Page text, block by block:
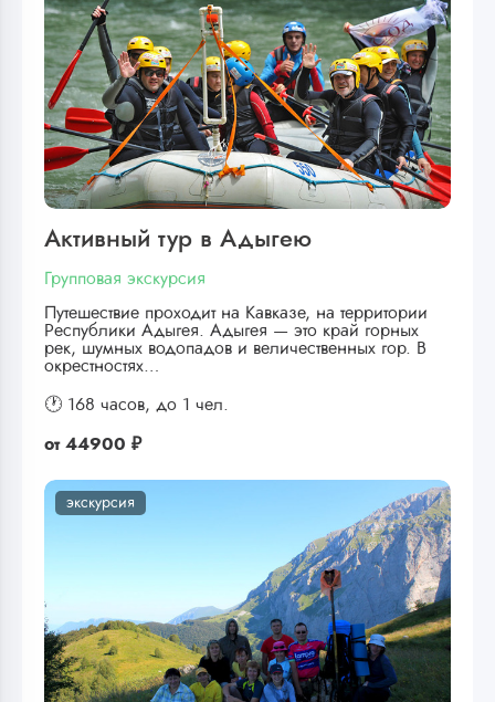
Активный тур в Адыгею
Групповая экскурсия
Путешествие проходит на Кавказе, на территории
Республики Адыгея. Адыгея — это край горных
рек, шумных водопадов и величественных гор. В
окрестностях…
🕐 168 часов, до 1 чел.
от 44900 ₽
экскурсия